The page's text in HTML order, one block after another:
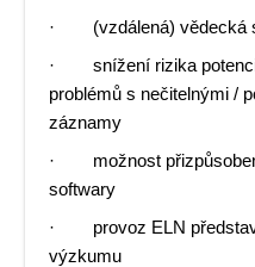
· (vzdálená) vědecká
· snížení rizika
problémů s nečitelnými /
záznamy
· možnost
softwary
· provoz ELN
výzkumu